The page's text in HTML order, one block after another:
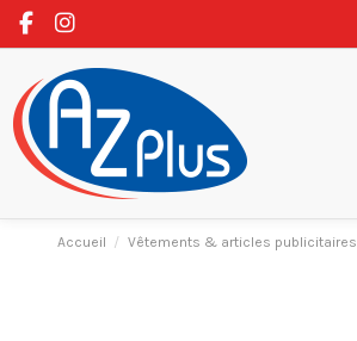
Accueil Vêtements & articles publicitaires